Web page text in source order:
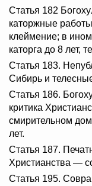
Статья 182
каторжные
клеймение; в
каторга до 8 лет,
Статья 183.
Сибирь и
Статья 186.
критика
смирительном
лет.
Статья 187.
Христианства —
Статья 195.